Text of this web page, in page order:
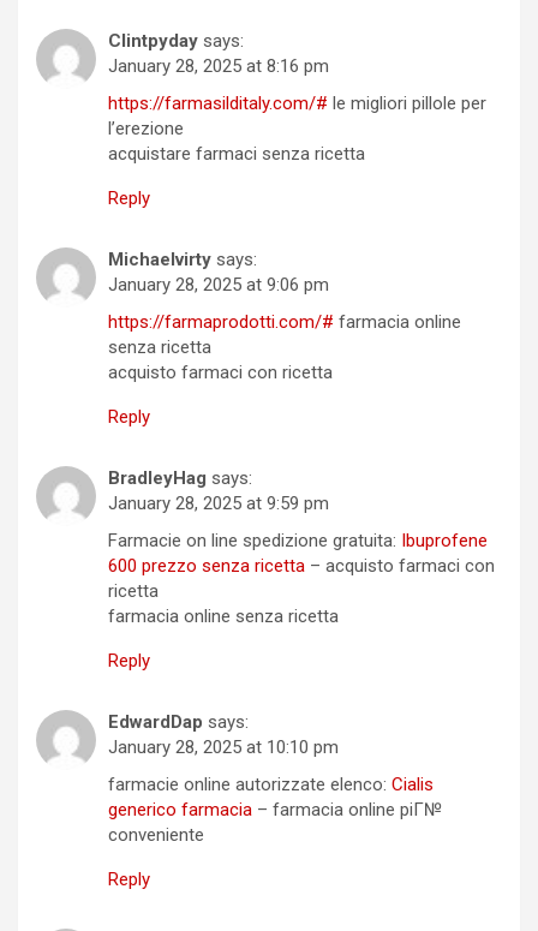
Clintpyday says:
January 28, 2025 at 8:16 pm
https://farmasilditaly.com/# le migliori pillole per
l’erezione
acquistare farmaci senza ricetta
Reply
Michaelvirty says:
January 28, 2025 at 9:06 pm
https://farmaprodotti.com/# farmacia online
senza ricetta
acquisto farmaci con ricetta
Reply
BradleyHag says:
January 28, 2025 at 9:59 pm
Farmacie on line spedizione gratuita: Ibuprofene
600 prezzo senza ricetta – acquisto farmaci con
ricetta
farmacia online senza ricetta
Reply
EdwardDap says:
January 28, 2025 at 10:10 pm
farmacie online autorizzate elenco: Cialis
generico farmacia – farmacia online piГ№
conveniente
Reply